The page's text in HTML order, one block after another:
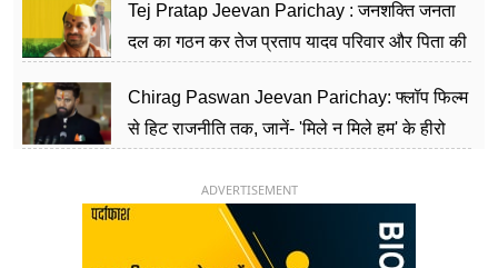
Tej Pratap Jeevan Parichay : जनशक्ति जनता
दल का गठन कर तेज प्रताप यादव परिवार और पिता की
Chirag Paswan Jeevan Parichay: फ्लॉप फिल्म
से हिट राजनीति तक, जानें- 'मिले न मिले हम' के हीरो
ADVERTISEMENT